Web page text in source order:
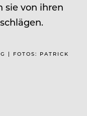
sie von ihren
| FOTOS: PATRICK